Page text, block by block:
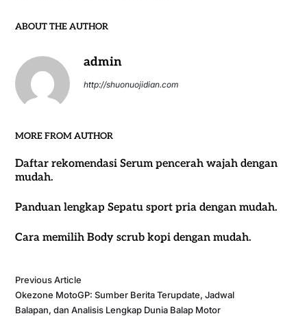
ABOUT THE AUTHOR
admin
http://shuonuojidian.com
MORE FROM AUTHOR
Daftar rekomendasi Serum pencerah wajah dengan
mudah.
Panduan lengkap Sepatu sport pria dengan mudah.
Cara memilih Body scrub kopi dengan mudah.
Previous Article
Okezone MotoGP: Sumber Berita Terupdate, Jadwal
Balapan, dan Analisis Lengkap Dunia Balap Motor